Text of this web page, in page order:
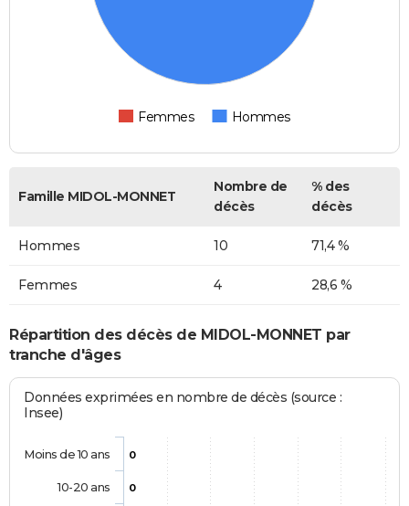
Femmes Hommes
Famille MIDOL-MONNET
Nombre de
décès
% des
décès
Hommes 10 71,4 %
Femmes 4 28,6 %
Répartition des décès de MIDOL-MONNET par
tranche d'âges
Données exprimées en nombre de décès (source :
Insee)
0
0
Moins de 10 ans
10-20 ans